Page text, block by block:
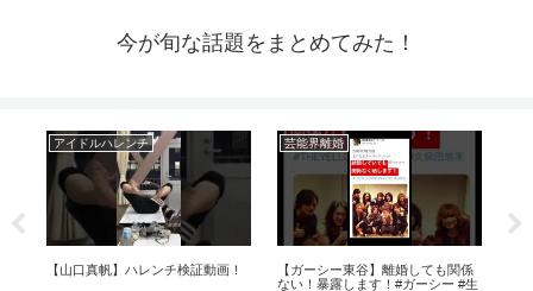
今が旬な話題をまとめてみた！
アイドルハレンチ
【山口真帆】ハレンチ検証動画！
芸能界離婚
【ガーシー東谷】離婚しても関係
ない！暴露します！#ガーシー #生